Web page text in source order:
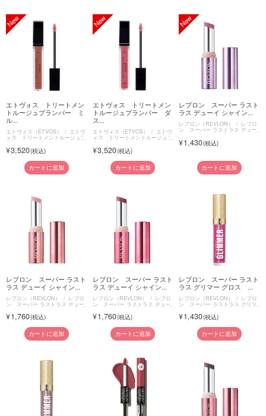
エトヴォス トリートメン
トルージュプランパー ミ
ル...
エトヴォス（ETVOS） エトヴ
ォス トリートメントルージュプ
ランパー
3,520
カートに追加
エトヴォス トリートメン
トルージュプランパー ダ
ス...
エトヴォス（ETVOS） エトヴ
ォス トリートメントルージュプ
ランパー
3,520
カートに追加
レブロン スーパー ラスト
ラス デューイ シャイン...
レブロン（REVLON） レブロ
ン スーパー ラストラス デュー
イ シャイン リップスティック
1,430
カートに追加
レブロン スーパー ラスト
ラス デューイ シャイン...
レブロン（REVLON） レブロ
ン スーパー ラストラス デュー
イ シャイン リップスティック
1,760
カートに追加
レブロン スーパー ラスト
ラス デューイ シャイン...
レブロン（REVLON） レブロ
ン スーパー ラストラス デュー
イ シャイン リップスティック
1,760
カートに追加
レブロン スーパー ラスト
ラス グリマー グロス ...
レブロン（REVLON） レブロ
ン スーパー ラストラス グリマ
1,430
カートに追加